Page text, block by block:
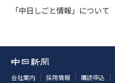
「中日しごと情報」について
会社案内 採用情報 購読申込